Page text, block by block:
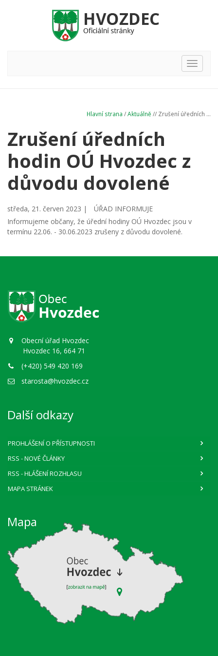
Hlavní
nabídka
Hlavní strana /Aktuálně // Zrušení úředních ...
Zrušení úředních
hodin OÚ Hvozdec z
důvodu dovolené
středa, 21. červen 2023 |
ÚŘAD INFORMUJE
Informujeme občany, že úřední hodiny OÚ Hvozdec jsou v
termínu 22.06. - 30.06.2023 zrušeny z důvodu dovolené.
Obecní úřad Hvozdec
Hvozdec 16, 664 71
(+420) 549 420 169
starosta@hvozdec.cz
Další odkazy
PROHLÁŠENÍ O PŘÍSTUPNOSTI
RSS - NOVÉ ČLÁNKY
RSS - HLÁŠENÍ ROZHLASU
MAPA STRÁNEK
Mapa